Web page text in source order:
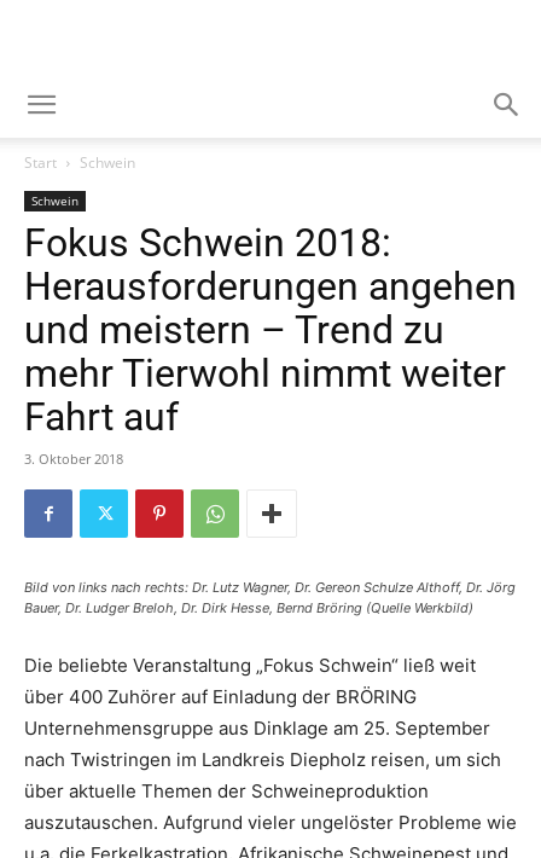
Start Schwein
Schwein
Fokus Schwein 2018:
Herausforderungen angehen
und meistern – Trend zu
mehr Tierwohl nimmt weiter
Fahrt auf
3. Oktober 2018
Bild von links nach rechts: Dr. Lutz Wagner, Dr. Gereon Schulze Althoff, Dr. Jörg
Bauer, Dr. Ludger Breloh, Dr. Dirk Hesse, Bernd Bröring (Quelle Werkbild)
Die beliebte Veranstaltung „Fokus Schwein“ ließ weit
über 400 Zuhörer auf Einladung der BRÖRING
Unternehmensgruppe aus Dinklage am 25. September
nach Twistringen im Landkreis Diepholz reisen, um sich
über aktuelle Themen der Schweineproduktion
auszutauschen. Aufgrund vieler ungelöster Probleme wie